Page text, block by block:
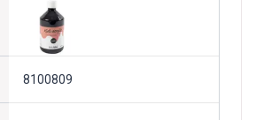
8100809